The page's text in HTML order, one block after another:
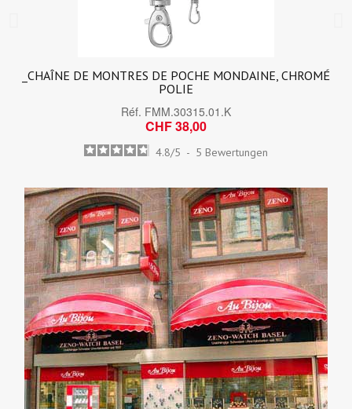
_CHAÎNE DE MONTRES DE POCHE MONDAINE, CHROMÉ
POLIE
Réf. FMM.30315.01.K
CHF 38,00
4.8/5 - 5 Bewertungen